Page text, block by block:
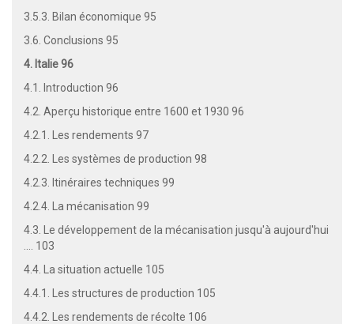
3.5.3. Bilan économique 95
3.6. Conclusions 95
4. Italie 96
4.1. Introduction 96
4.2. Aperçu historique entre 1600 et 1930 96
4.2.1. Les rendements 97
4.2.2. Les systèmes de production 98
4.2.3. Itinéraires techniques 99
4.2.4. La mécanisation 99
4.3. Le développement de la mécanisation jusqu'à aujourd'hui
.... 103
4.4. La situation actuelle 105
4.4.1. Les structures de production 105
4.4.2. Les rendements de récolte 106